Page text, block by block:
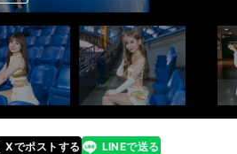
Xでポストする
line LINEで送る